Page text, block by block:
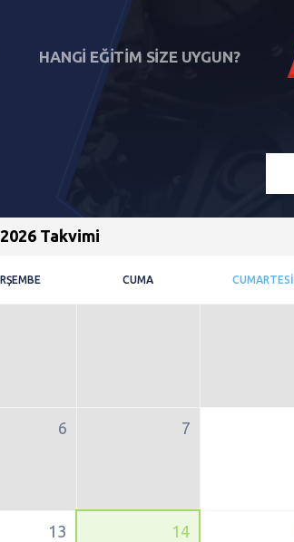
HANGI EĞITIM SIZE UYGUN?
Takvimi
CUMA CUMARTESİ
6 7
13 14